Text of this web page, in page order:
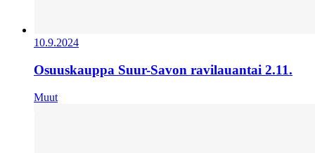
10.9.2024
Osuuskauppa Suur-Savon ravilauantai 2.11.
Muut